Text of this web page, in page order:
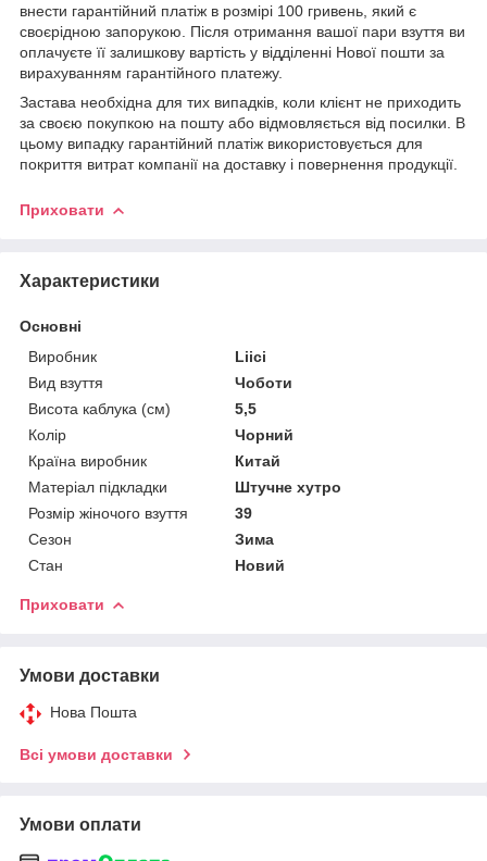
внести гарантійний платіж в розмірі 100 гривень, який є
своєрідною запорукою. Після отримання вашої пари взуття ви
оплачуєте її залишкову вартість у відділенні Нової пошти за
вирахуванням гарантійного платежу.
Застава необхідна для тих випадків, коли клієнт не приходить
за своєю покупкою на пошту або відмовляється від посилки. В
цьому випадку гарантійний платіж використовується для
покриття витрат компанії на доставку і повернення продукції.
Приховати
Характеристики
Основні
Виробник
Liici
Вид взуття
Чоботи
Висота каблука (см)
5,5
Колір
Чорний
Країна виробник
Китай
Матеріал підкладки
Штучне хутро
Розмір жіночого взуття
39
Сезон
Зима
Стан
Новий
Приховати
Умови доставки
Нова Пошта
Всі умови доставки
Умови оплати